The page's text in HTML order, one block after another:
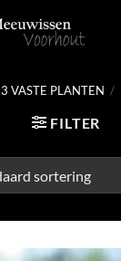
3 VASTE PLANTEN /
FILTER